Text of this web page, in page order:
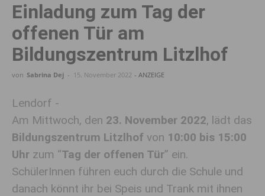
Einladung zum Tag der
offenen Tür am
Bildungszentrum Litzlhof
von Sabrina Dej - 15. November 2022 - ANZEIGE
Lendorf -
Am Mittwoch, den 23. November 2022, lädt das
Bildungszentrum Litzlhof von 10:00 bis 15:00
Uhr zum “Tag der offenen Tür” ein.
SchülerInnen führen euch durch die Schule und
danach könnt ihr bei Speis und Trank mit ihnen